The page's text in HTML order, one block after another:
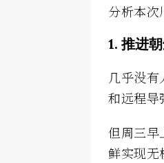
分析本次
1. 推进
几乎没
和远程导
但周三早
鲜实现无